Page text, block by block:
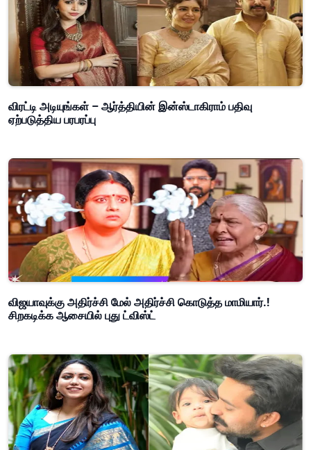
விரட்டி அடியுங்கள் – ஆர்த்தியின் இன்ஸ்டாகிராம் பதிவு
ஏற்படுத்திய பரபரப்பு
விஜயாவுக்கு அதிர்ச்சி மேல் அதிர்ச்சி கொடுத்த மாமியார்.!
சிறகடிக்க ஆசையில் புது ட்விஸ்ட்